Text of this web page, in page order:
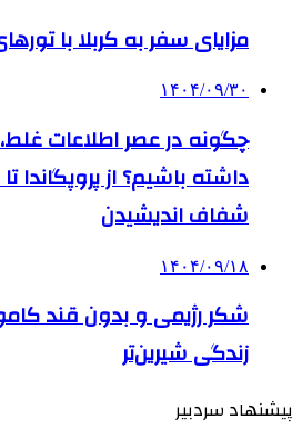
مزایای سفر به کربلا با
۱۴۰۴/۰۹/۳۰
چگونه در عصر اطلاعات
داشته باشیم؟ از پروپگاندا
شفاف اندیشیدن
۱۴۰۴/۰۹/۱۸
شکر رژیمی و بدون قند
زندگی شیرین‌تر
پیشنهاد سردبیر